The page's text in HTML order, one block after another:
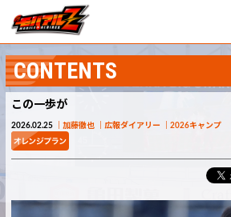
CONTENTS
この一歩が
2026.02.25 加藤徹也 広報ダイアリー 2026キャンプ